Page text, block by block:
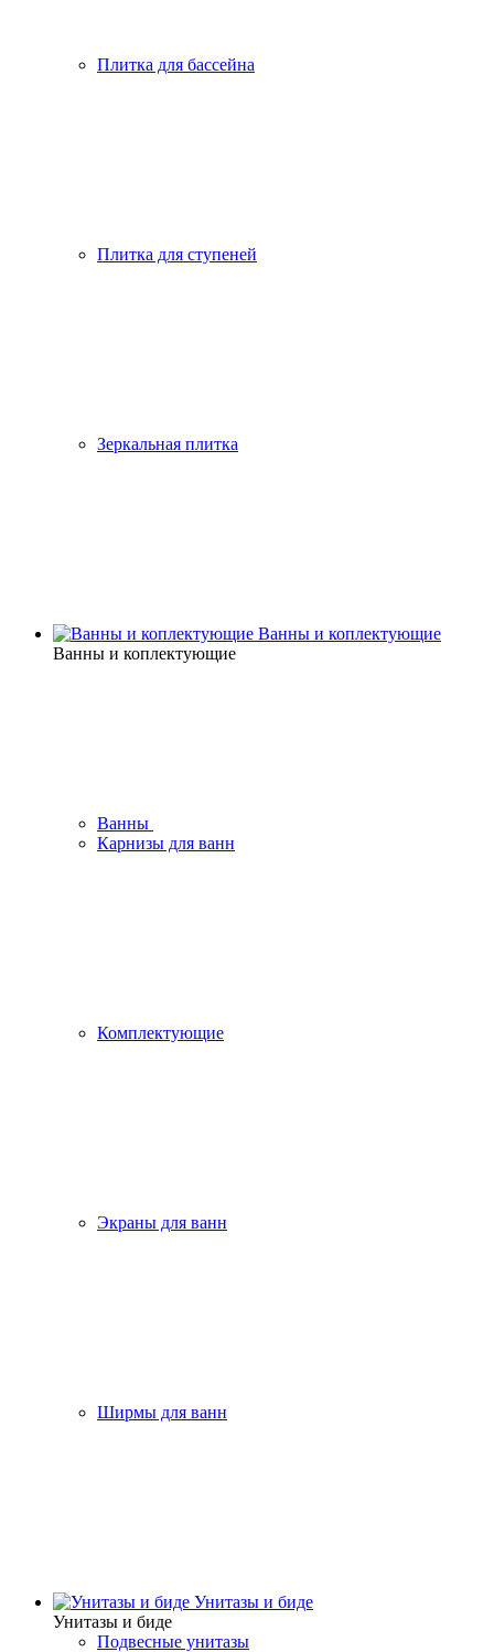
Плитка для бассейна
Плитка для ступеней
Зеркальная плитка
Ванны и коплектующие
Ванны и коплектующие
Ванны
Карнизы для ванн
Комплектующие
Экраны для ванн
Ширмы для ванн
Унитазы и биде
Унитазы и биде
Подвесные унитазы